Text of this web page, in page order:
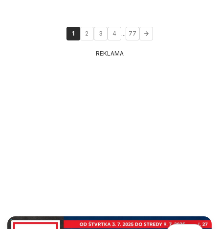
1 2 3 4 ... 77
REKLAMA